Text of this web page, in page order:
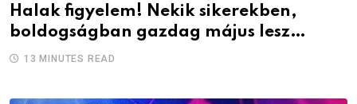
Halak figyelem! Nekik sikerekben,
boldogságban gazdag május lesz…
13 MINUTES READ